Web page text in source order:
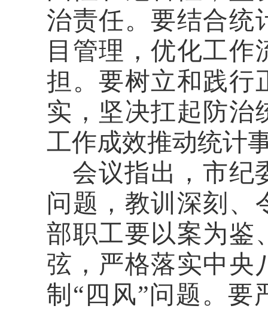
治责任。要结合统
目管理，优化工作
担。要树立和践行
实，坚决扛起 防治
工作成效推动统计
会议指出，市纪
问题，教训深刻、
部职工要以案为鉴
弦，严格落实中央
制“四风”问题。要